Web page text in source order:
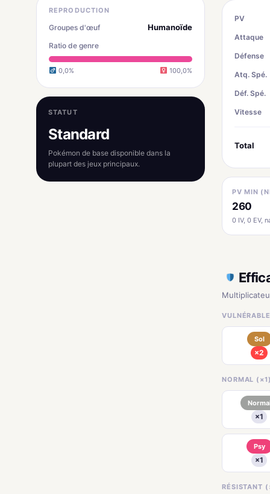
REPRODUCTION
Groupes d'œuf Humanoïde
Ratio de genre
0,0% 100,0%
STATUT
Standard
Pokémon de base disponible dans la
plupart des jeux principaux.
PV
Attaque
Défense
Atq. Spé.
Déf. Spé.
Vitesse
Total
PV MIN
260
0 IV, 0 EV,
Sol
×2
NORMAL
×1
Psy
×1
RÉSISTANT